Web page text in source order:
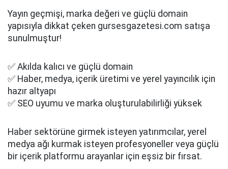
Yayın geçmişi, marka değeri ve güçlü domain
yapısıyla dikkat çeken gursesgazetesi.com satışa
sunulmuştur!
✅ Akılda kalıcı ve güçlü domain
✅ Haber, medya, içerik üretimi ve yerel yayıncılık için
hazır altyapı
✅ SEO uyumu ve marka oluşturulabilirliği yüksek
Haber sektörüne girmek isteyen yatırımcılar, yerel
medya ağı kurmak isteyen profesyoneller veya güçlü
bir içerik platformu arayanlar için eşsiz bir fırsat.